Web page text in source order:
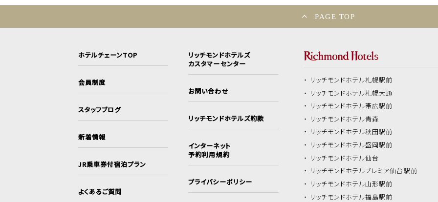
PAGE TOP
ホテルチェーンTOP
会員制度
スタッフブログ
新着情報
JR乗車券付宿泊プラン
よくあるご質問
リッチモンドホテルズ
カスタマーセンター
お問い合わせ
リッチモンドホテルズ約款
インターネット
予約利用規約
プライバシーポリシー
リッチモンドホテル札幌駅前
リッチモンドホテル札幌大通
リッチモンドホテル帯広駅前
リッチモンドホテル青森
リッチモンドホテル秋田駅前
リッチモンドホテル盛岡駅前
リッチモンドホテル仙台
リッチモンドホテルプレミア仙台駅前
リッチモンドホテル山形駅前
リッチモンドホテル福島駅前